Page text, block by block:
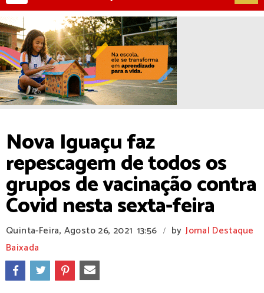
Nova Iguaçu faz
repescagem de todos os
grupos de vacinação contra
Covid nesta sexta-feira
Quinta-Feira, Agosto 26, 2021 13:56 / by Jornal Destaque
Baixada